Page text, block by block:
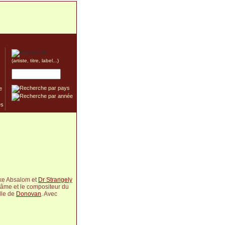
(artiste, titre, label...)
Absalom et Dr Strangely
et le compositeur du
de Donovan. Avec